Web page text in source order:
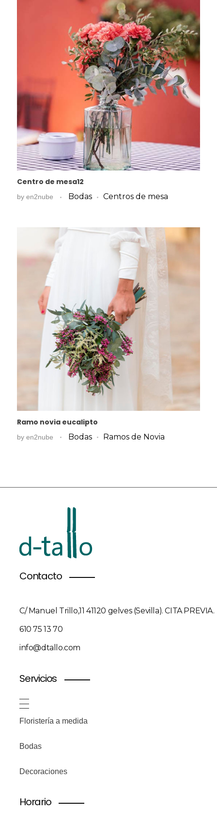
Centro de mesa12
by en2nube Bodas Centros de mesa
Ramo novia eucalipto
by en2nube Bodas Ramos de Novia
Contacto
C/ Manuel Trillo,11 41120 gelves (Sevilla). CITA PREVIA.
610 75 13 70
info@dtallo.com
Servicios
Floristería a medida
Bodas
Decoraciones
Horario